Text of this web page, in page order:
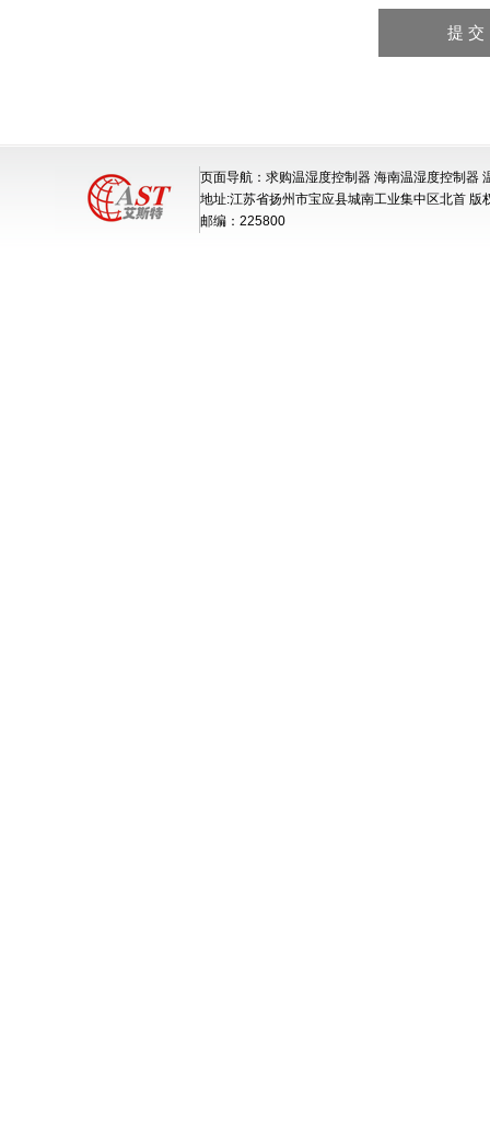
页面导航：求购温湿度控制器 海南温湿度控制器
地址:江苏省扬州市宝应县城南工业集中区北首 版
邮编：225800